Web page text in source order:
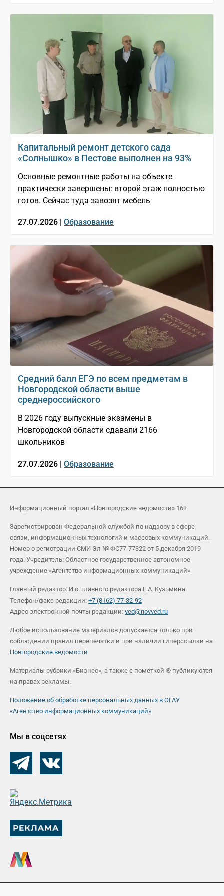
Капитальный ремонт детского сада
«Солнышко» в Пестове выполнен на 93%
Основные ремонтные работы на объекте
практически завершены: второй этаж полностью
готов. Сейчас туда завозят мебель
27.07.2026 | Образование
Средний балл ЕГЭ по всем предметам в
Новгородской области выше
среднероссийского
В 2026 году выпускные экзамены в
Новгородской области сдавали 2166
школьников
27.07.2026 | Образование
Информационный портал «Новгородские ведомости» 16+
Зарегистрирован Федеральной службой по надзору в сфере
связи, информационных технологий и массовых коммуникаций.
Номер о регистрации СМИ Эл № ФС77-77322 от 5 декабря 2019
года. Учредитель: Областное государственное автономное
учреждение «Агентство информационных коммуникаций»
Главный редактор: И.о. главного редактора Е.А. Кузьмина
Телефон/факс редакции: +7 (8162) 77-32-92
Адрес электронной почты редакции: ved@novved.ru
Любое использование материалов допускается только при
соблюдении правил перепечатки и при наличии гиперссылки на
Новгородские ведомости
Материалы рубрики «Бизнес», а также с пометкой ® публикуются
на правах рекламы.
Положение об обработке персональных данных в ОГАУ
«Агентство информационных коммуникаций»
Мы в соцсетях